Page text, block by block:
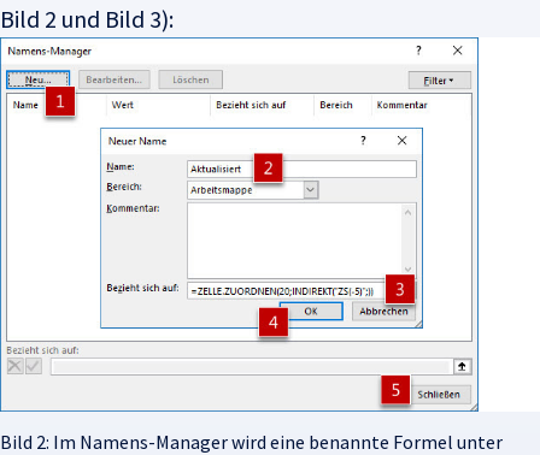
Bild 2 und Bild 3):
Bild 2: Im Namens-Manager wird eine benannte Formel unter